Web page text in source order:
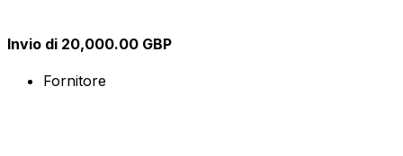
Invio di 20,000.00 GBP
Fornitore